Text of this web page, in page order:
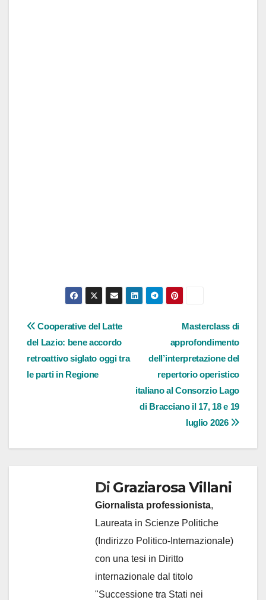
Navigazione
articoli
Masterclass di
approfondimento
dell’interpretazione del
repertorio operistico
italiano al Consorzio Lago
di Bracciano il 17, 18 e 19
luglio 2026
Cooperative del Latte
del Lazio: bene accordo
retroattivo siglato oggi tra
le parti in Regione
Di Graziarosa Villani
Giornalista professionista,
Laureata in Scienze Politiche
(Indirizzo Politico-Internazionale)
con una tesi in Diritto
internazionale dal titolo
"Successione tra Stati nei